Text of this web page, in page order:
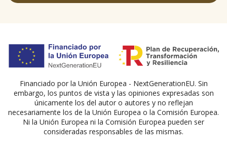
Financiado por la Unión Europea - NextGenerationEU. Sin
embargo, los puntos de vista y las opiniones expresadas son
únicamente los del autor o autores y no reflejan
necesariamente los de la Unión Europea o la Comisión Europea.
Ni la Unión Europea ni la Comisión Europea pueden ser
consideradas responsables de las mismas.